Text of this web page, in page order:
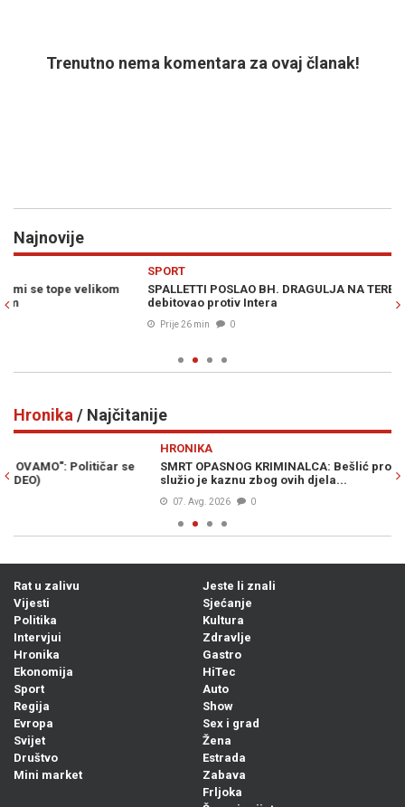
Trenutno nema komentara za ovaj članak!
Najnovije
SPALLETTI POSLAO BH. DRAGULJA NA TEREN: Alajbegović
debitovao protiv Intera
Hronika / Najčitanije
SMRT OPASNOG KRIMINALCA: Bešlić pronađen mrtav u zatvoru,
služio je kaznu zbog ovih djela...
Rat u zalivu
Vijesti
Politika
Intervjui
Hronika
Ekonomija
Sport
Regija
Evropa
Svijet
Društvo
Mini market
Jeste li znali
Sjećanje
Kultura
Zdravlje
Gastro
HiTec
Auto
Show
Sex i grad
Žena
Estrada
Zabava
Frljoka